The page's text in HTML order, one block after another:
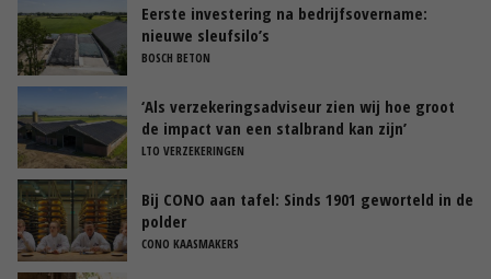
Eerste investering na bedrijfsovername:
nieuwe sleufsilo’s
BOSCH BETON
‘Als verzekeringsadviseur zien wij hoe groot
de impact van een stalbrand kan zijn’
LTO VERZEKERINGEN
Bij CONO aan tafel: Sinds 1901 geworteld in de
polder
CONO KAASMAKERS